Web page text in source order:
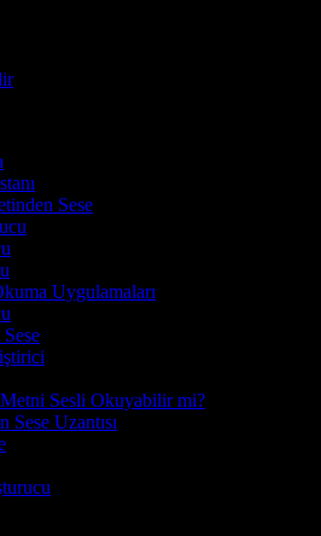
Sese
Uygulamaları
Sesli Okuyabilir mi?
Uzantısı